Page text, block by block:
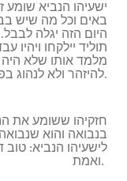
ישעיהו הנביא שומע
באים וכל מה שיש
היום הזה יגלה
תוליד יילקחו ויהיו
מלמד אותו שלא היה
להיזהר ולא לנהוג בפזיזות ולהראות את כל אוצרותיו].
חזקיהו ששומע את
בנבואה והוא
לישעיהו הנביא:
ואמת.